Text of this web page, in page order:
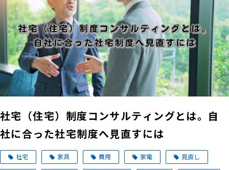
社宅（住宅）制度コンサルティングとは。自
社に合った社宅制度へ見直すには
社宅 家具 費用 家電 見直し